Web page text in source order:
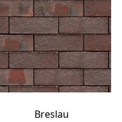
Breslau